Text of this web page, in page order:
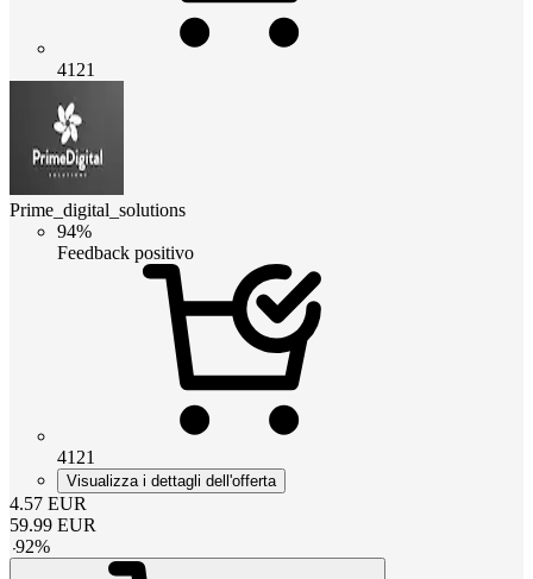
4121
Prime_digital_solutions
94%
Feedback positivo
4121
Visualizza i dettagli dell'offerta
4.57 EUR
59.99 EUR
-92%